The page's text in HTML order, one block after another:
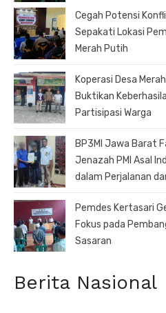
Cegah Potensi
Sepakati Lokasi
Merah Putih
Koperasi Desa
Buktikan
Partisipasi Warga
BP3MI Jawa Barat
Jenazah PMI Asal
dalam Perjalanan
Pemdes Kertasari
Fokus pada
Sasaran
Berita Nasional